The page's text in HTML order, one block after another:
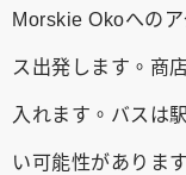
Morskie Okoへの
ス出発します。商
入れます。バスは
い可能性がありま